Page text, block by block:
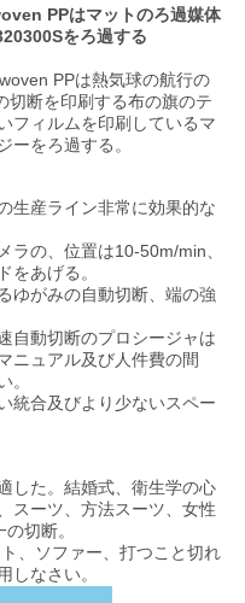
PPはマットのろ過媒体
をろ過する
PPは熱気球の航行の
切断を印刷する布の旗のテ
フィルムを印刷しているマ
ーをろ過する。
生産ライン非常に効果的な
ラの、位置は10-50m/min、
をあげる。
ゆがみの自動切断、端の強
自動切断のプロシージャは
ニュアル及び人件費の間
。
統合及びより少ないスペー
した。結婚式、衛生学の心
スーツ、方法スーツ、女性
切断。
、ソファー、打つこと切れ
しなさい。